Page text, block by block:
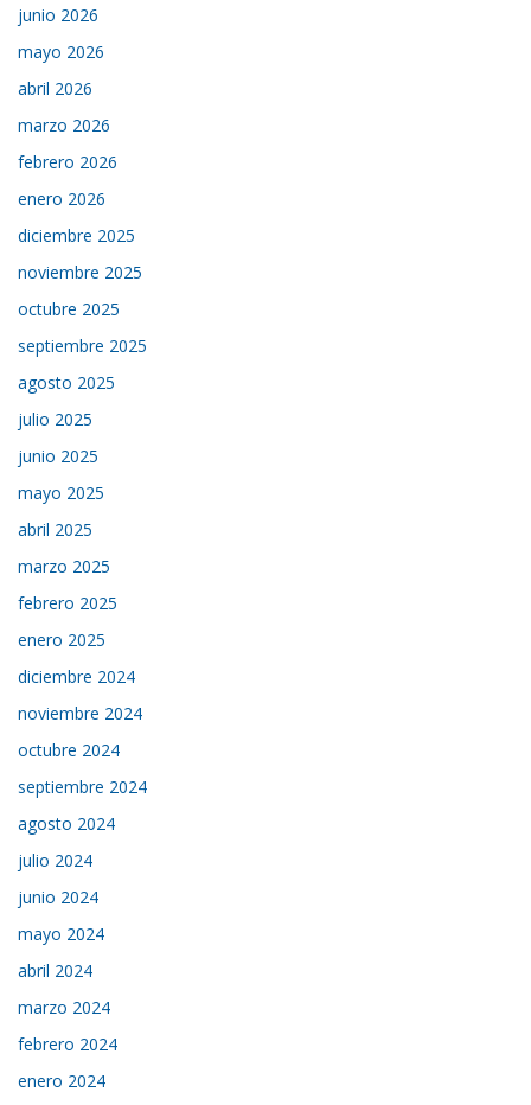
junio 2026
mayo 2026
abril 2026
marzo 2026
febrero 2026
enero 2026
diciembre 2025
noviembre 2025
octubre 2025
septiembre 2025
agosto 2025
julio 2025
junio 2025
mayo 2025
abril 2025
marzo 2025
febrero 2025
enero 2025
diciembre 2024
noviembre 2024
octubre 2024
septiembre 2024
agosto 2024
julio 2024
junio 2024
mayo 2024
abril 2024
marzo 2024
febrero 2024
enero 2024